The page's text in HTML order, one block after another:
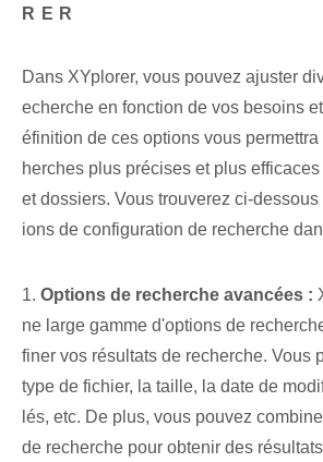
RER
Dans XYplorer, vous pouvez ajuster
echerche en fonction de vos besoins
éfinition de ces options vous
herches plus précises et plus
et dossiers. Vous trouverez ci-
ions de configuration de recherche
1. Options de recherche avancées :
ne large gamme d'options de
finer vos résultats de recherche. Vous
type de fichier, la taille, la date de
lés, etc. De plus, vous pouvez
de recherche pour obtenir des